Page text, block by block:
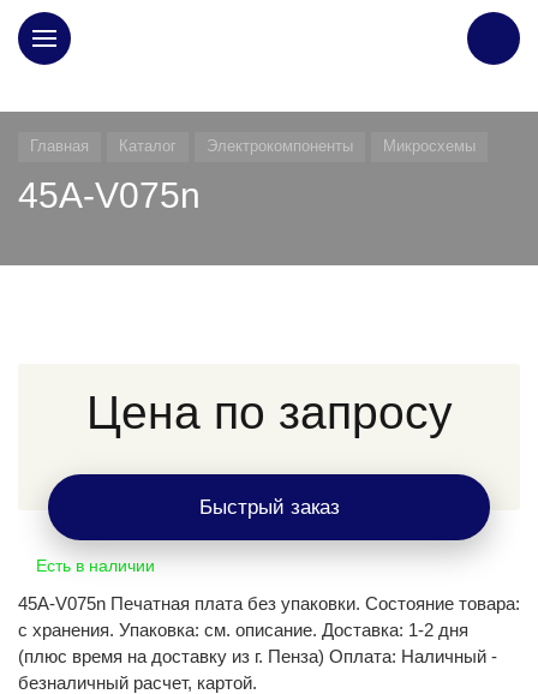
Главная Каталог Электрокомпоненты Микросхемы
45A-V075n
Есть в наличии
45A-V075n Печатная плата без упаковки. Состояние товара:
с хранения. Упаковка: см. описание. Доставка: 1-2 дня
(плюс время на доставку из г. Пенза) Оплата: Наличный -
безналичный расчет, картой.
Цена по запросу
Быстрый заказ